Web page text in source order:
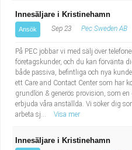
Innesäljare i Kristinehamn
Ansök Sep 23 Pec Sweden AB
På PEC jobbar vi med sälj över
företagskunder, och du kan förvänta
både passiva, befintliga och nya
ett Care and Contact Center som har
grundlön & generös provision, som
erbjuda våra anställda. Vi söker dig
arbeta sj...
Visa mer
Innesäljare i Kristinehamn